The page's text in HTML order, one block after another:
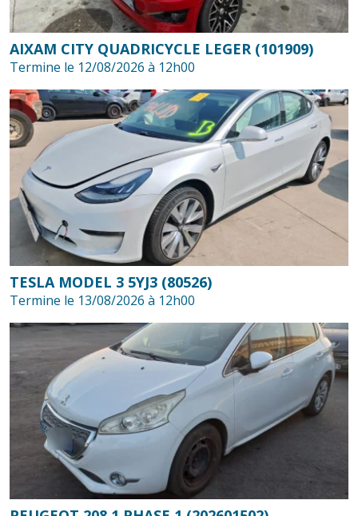
AIXAM CITY QUADRICYCLE LEGER (101909)
Termine le 12/08/2026 à 12h00
TESLA MODEL 3 5YJ3 (80526)
Termine le 13/08/2026 à 12h00